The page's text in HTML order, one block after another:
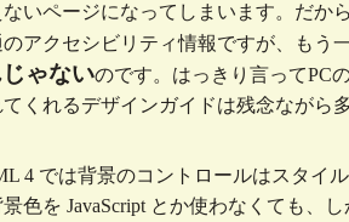
いページになってしまいます。だか
アクセシビリティ情報ですが、もう
ゃないのです。はっきり言ってPC
くれるデザインガイドは残念ながら
4 では背景のコントロールはスタイ
色を JavaScript とか使わなくても、